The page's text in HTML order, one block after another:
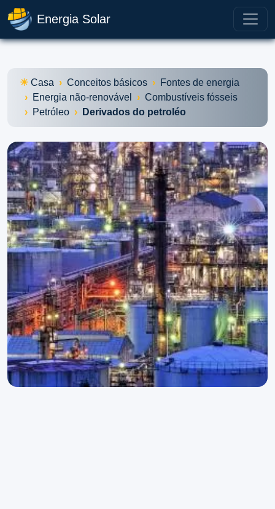
Energia Solar
Casa Conceitos básicos
Fontes de energia
Energia não-renovável
Combustíveis fósseis
Petróleo
Derivados do petroléo